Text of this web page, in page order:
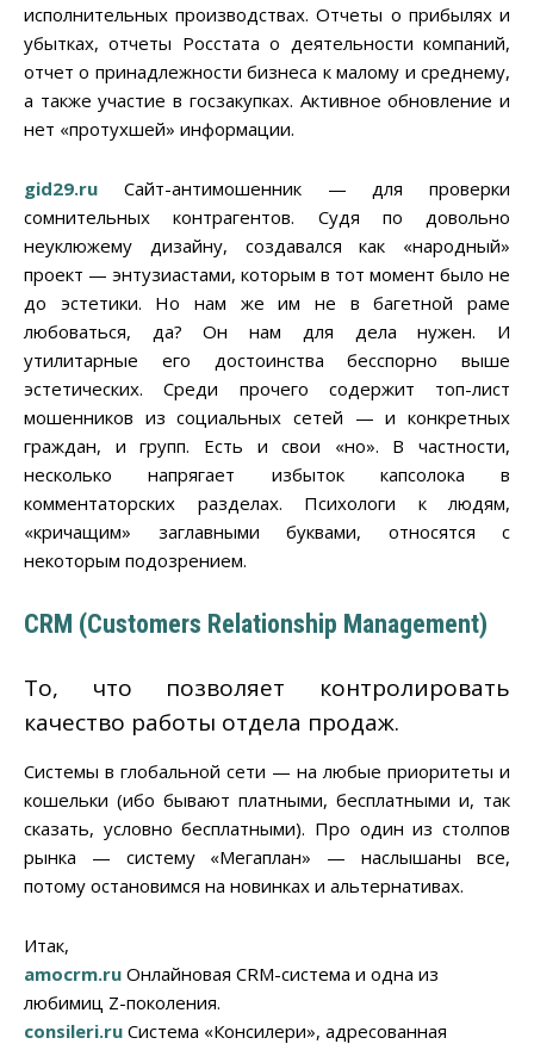
исполнительных производствах. Отчеты о прибылях и
убытках, отчеты Росстата о деятельности компаний,
отчет о принадлежности бизнеса к малому и среднему,
а также участие в госзакупках. Активное обновление и
нет «протухшей» информации.
gid29.ru Сайт-антимошенник — для проверки
сомнительных контрагентов. Судя по довольно
неуклюжему дизайну, создавался как «народный»
проект — энтузиастами, которым в тот момент было не
до эстетики. Но нам же им не в багетной раме
любоваться, да? Он нам для дела нужен. И
утилитарные его достоинства бесспорно выше
эстетических. Среди прочего содержит топ-лист
мошенников из социальных сетей — и конкретных
граждан, и групп. Есть и свои «но». В частности,
несколько напрягает избыток капсолока в
комментаторских разделах. Психологи к людям,
«кричащим» заглавными буквами, относятся с
некоторым подозрением.
CRM (Customers Relationship Management)
То, что позволяет контролировать
качество работы отдела продаж.
Системы в глобальной сети — на любые приоритеты и
кошельки (ибо бывают платными, бесплатными и, так
сказать, условно бесплатными). Про один из столпов
рынка — систему «Мегаплан» — наслышаны все,
потому остановимся на новинках и альтернативах.
Итак,
amocrm.ru Онлайновая CRM-система и одна из
любимиц Z-поколения.
consileri.ru Система «Консилери», адресованная